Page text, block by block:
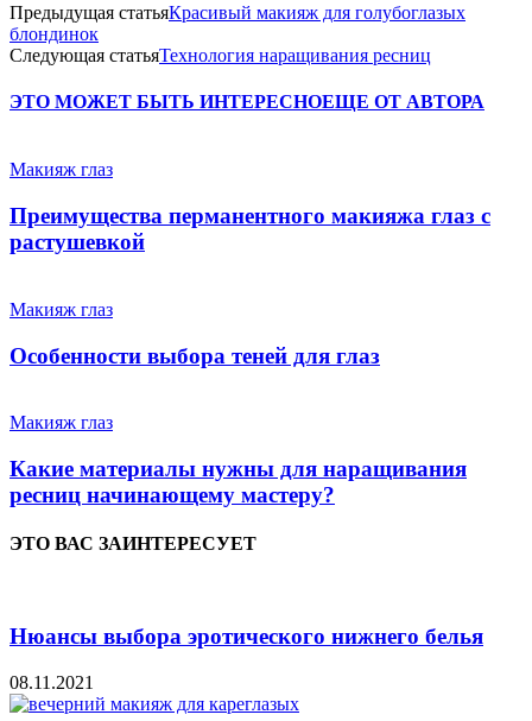
Предыдущая статьяКрасивый макияж для голубоглазых
блондинок
Следующая статьяТехнология наращивания ресниц
ЭТО МОЖЕТ БЫТЬ ИНТЕРЕСНОЕЩЕ ОТ АВТОРА
Макияж глаз
Преимущества перманентного макияжа глаз с
растушевкой
Макияж глаз
Особенности выбора теней для глаз
Макияж глаз
Какие материалы нужны для наращивания
ресниц начинающему мастеру?
ЭТО ВАС ЗАИНТЕРЕСУЕТ
Нюансы выбора эротического нижнего белья
08.11.2021